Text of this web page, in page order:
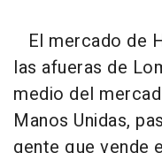
El mercado de
las afueras de
medio del
Manos Unidas,
gente que vende